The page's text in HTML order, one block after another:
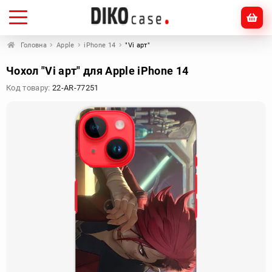
Головна Apple iPhone 14 "Vi арт"
Чохол "Vi арт" для Apple iPhone 14
Код товару: 22-AR-77251